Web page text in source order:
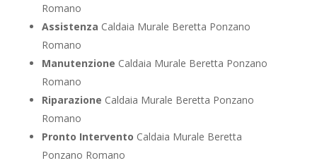
Romano
Assistenza Caldaia Murale Beretta Ponzano
Romano
Manutenzione Caldaia Murale Beretta Ponzano
Romano
Riparazione Caldaia Murale Beretta Ponzano
Romano
Pronto Intervento Caldaia Murale Beretta
Ponzano Romano